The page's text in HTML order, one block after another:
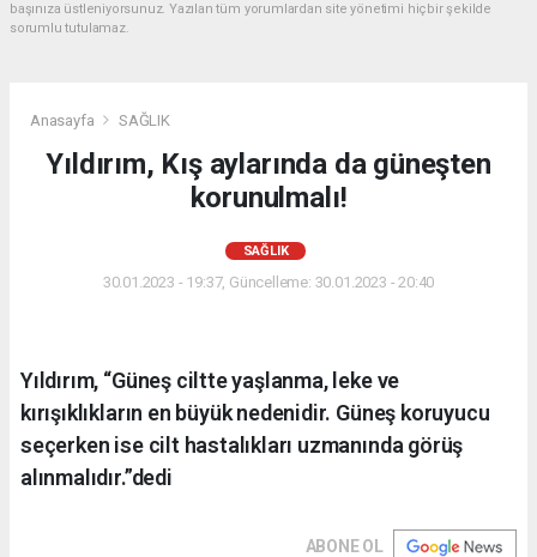
başınıza üstleniyorsunuz. Yazılan tüm yorumlardan site yönetimi hiçbir şekilde
sorumlu tutulamaz.
Anasayfa SAĞLIK
Yıldırım, Kış aylarında da güneşten
korunulmalı!
SAĞLIK
30.01.2023 - 19:37, Güncelleme: 30.01.2023 - 20:40
Yıldırım, “Güneş ciltte yaşlanma, leke ve
kırışıklıkların en büyük nedenidir. Güneş koruyucu
seçerken ise cilt hastalıkları uzmanında görüş
alınmalıdır.”dedi
ABONE OL